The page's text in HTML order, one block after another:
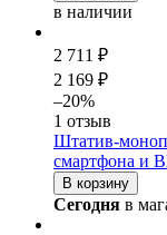
в наличии
2 711 ₽
2 169 ₽
–20%
1 отзыв
Штатив-
смартфона и
В корзину
Сегодня в